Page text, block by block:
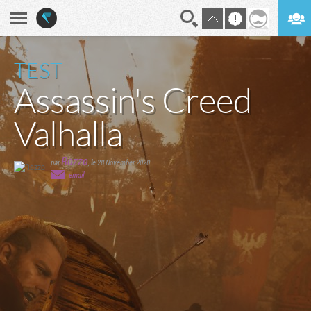
TEST
Assassin's Creed
Valhalla
parRozzo,le 28 November 2020
email